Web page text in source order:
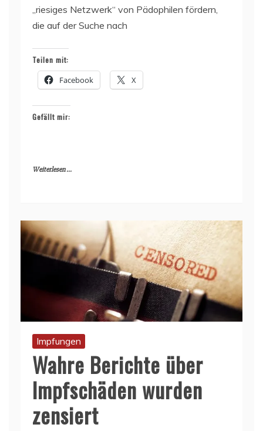
„riesiges Netzwerk“ von Pädophilen fördern,
die auf der Suche nach
Teilen mit:
Facebook X
Gefällt mir:
Weiterlesen ...
Impfungen
Wahre Berichte über
Impfschäden wurden
zensiert